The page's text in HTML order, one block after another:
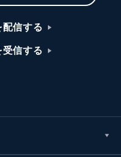
信する
信する